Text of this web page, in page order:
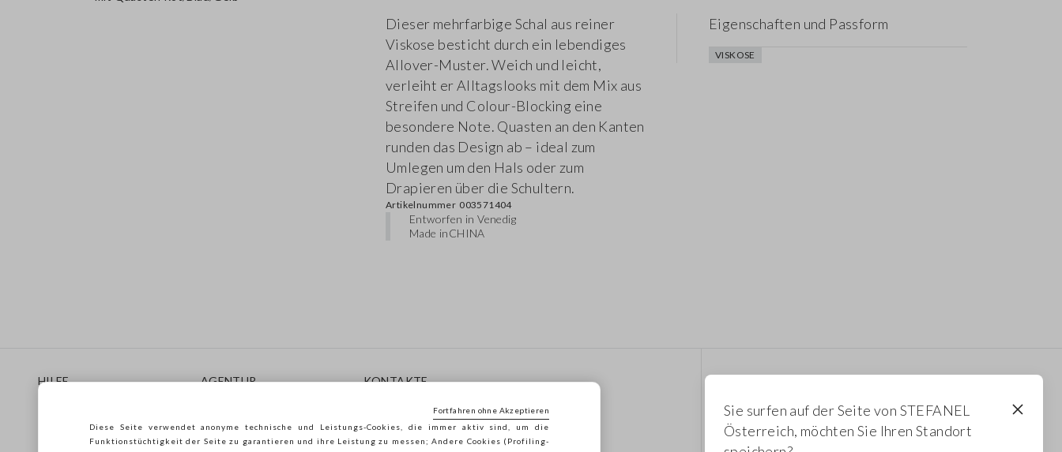
Dieser mehrfarbige Schal aus reiner
Viskose besticht durch ein lebendiges
Allover-Muster. Weich und leicht,
verleiht er Alltagslooks mit dem Mix aus
Streifen und Colour-Blocking eine
besondere Note. Quasten an den Kanten
runden das Design ab – ideal zum
Umlegen um den Hals oder zum
Drapieren über die Schultern.
Artikelnummer 003571404
Entworfen in Venedig
Made inCHINA
Eigenschaften und Passform
VISKOSE
HILFE
Lieferungen
Rücksendungen
AGENTUR
Verkaufsbedingungen
KONTAKTE
Senden Sie Uns Eine E-Mail
Erhalten Sie Informationen über neue Drops,
Kollektionen und Aktionen. Für Sie 10 % Rabatt.
Sie surfen auf der Seite von STEFANEL
Österreich, möchten Sie Ihren Standort
Diese Seite verwendet anonyme technische und Leistungs-Cookies, die immer aktiv sind, um die
Funktionstüchtigkeit der Seite zu garantieren und ihre Leistung zu messen; Andere Cookies (Profiling-
Fortfahren ohne Akzeptieren